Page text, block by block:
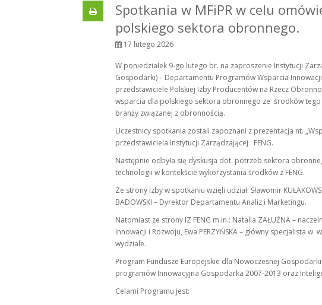
Spotkania w MFiPR w celu
polskiego sektora obronnego.
17 lutego 2026
W poniedziałek 9-go lutego br. na zaproszenie Instytucji
Gospodarki) – Departamentu Programów Wsparcia
przedstawiciele Polskiej Izby Producentów na Rzecz
wsparcia dla polskiego sektora obronnego ze środków
branży związanej z obronnością.
Uczestnicy spotkania zostali zapoznani z prezentacja nt.
przedstawiciela Instytucji Zarządzającej FENG.
Następnie odbyła się dyskusja dot. potrzeb sektora
technologii w kontekście wykorzystania środków z FENG.
Ze strony Izby w spotkaniu wzięli udział: Sławomir
BADOWSKI – Dyrektor Departamentu Analiz i Marketingu.
Natomiast ze strony IZ FENG m.in.: Natalia ZAŁUŻNA –
Innowacji i Rozwoju, Ewa PERZYŃSKA – główny specjalista
wydziale.
Program Fundusze Europejskie dla Nowoczesnej
programów Innowacyjna Gospodarka 2007-2013 oraz
Celami Programu jest: